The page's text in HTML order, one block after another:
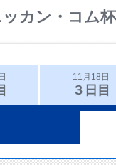
ッカン・コム杯
11月18日
３日目